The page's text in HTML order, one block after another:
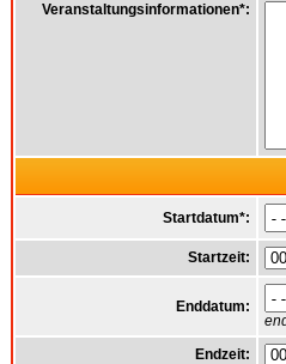
Veranstaltungsinformationen*:
Startdatum*:
Startzeit:
Enddatum:
Endzeit: